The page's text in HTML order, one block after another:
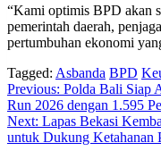
“Kami optimis BPD akan
pemerintah daerah,
pertumbuhan ekonomi
Tagged: Asbanda BPD
Post
navigation
Previous: Polda Bali Siap
Run 2026 dengan 1.595
Next: Lapas Bekasi
untuk Dukung Ketahanan